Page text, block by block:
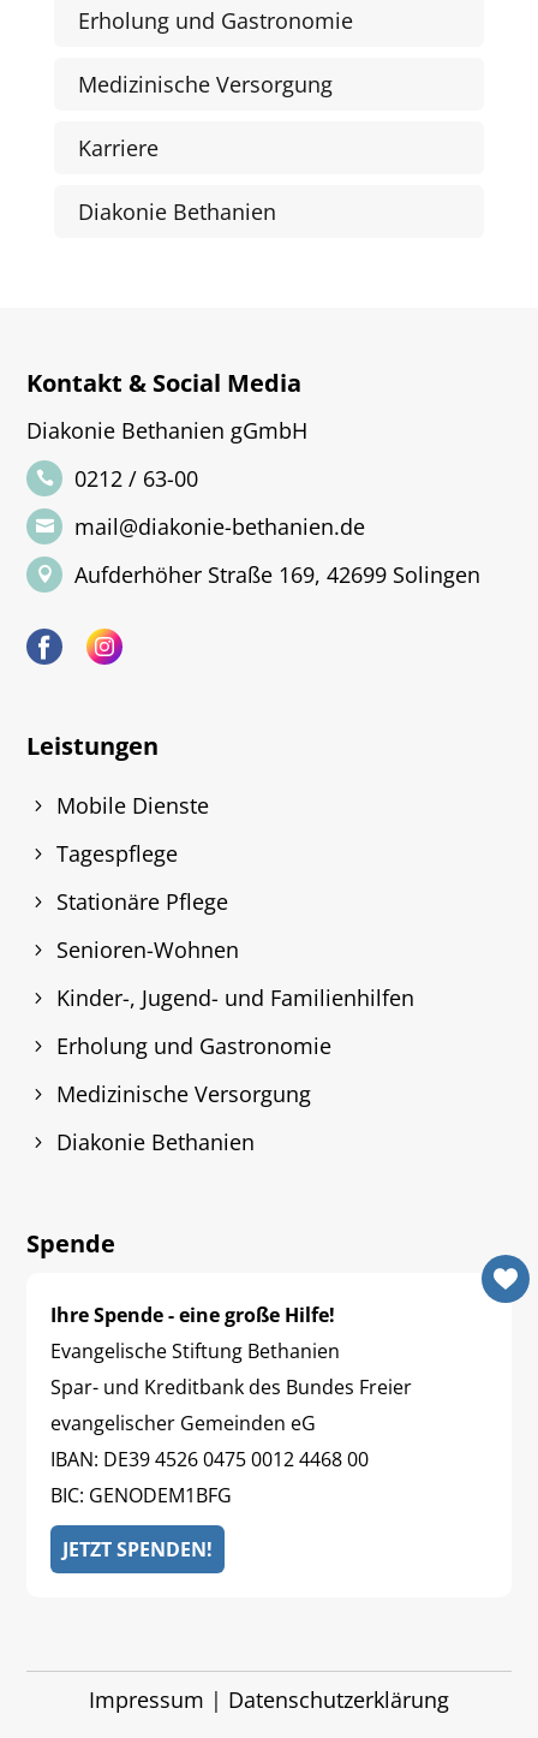
Erholung und Gastronomie
Medizinische Versorgung
Karriere
Diakonie Bethanien
Kontakt & Social Media
Diakonie Bethanien gGmbH
0212 / 63-00
mail@diakonie-bethanien.de
Aufderhöher Straße 169, 42699 Solingen
Leistungen
Mobile Dienste
Tagespflege
Stationäre Pflege
Senioren-Wohnen
Kinder-, Jugend- und Familienhilfen
Erholung und Gastronomie
Medizinische Versorgung
Diakonie Bethanien
Spende
Ihre Spende - eine große Hilfe!
Evangelische Stiftung Bethanien
Spar- und Kreditbank des Bundes Freier
evangelischer Gemeinden eG
IBAN: DE39 4526 0475 0012 4468 00
BIC: GENODEM1BFG
JETZT SPENDEN!
Impressum | Datenschutzerklärung